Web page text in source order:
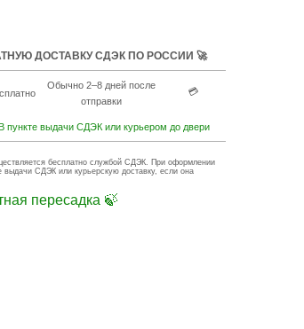
ДОСТАВКУ СДЭК ПО РОССИИ 🚀
Обычно 2–8 дней после
отправки
💳
В пункте выдачи СДЭК или курьером до двери
бесплатно службой СДЭК. При оформлении
выдачи СДЭК или курьерскую доставку, если она
пересадка 🍃